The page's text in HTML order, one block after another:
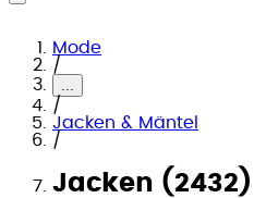
Mode
/
...
/
Jacken & Mäntel
/
Jacken (2432)